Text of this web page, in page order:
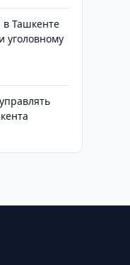
в Ташкенте
уголовному